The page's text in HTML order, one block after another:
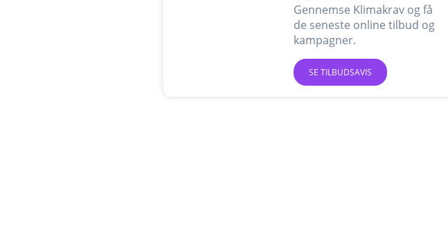
Gennemse Klimakrav og få
de seneste online tilbud og
kampagner.
SE TILBUDSAVIS